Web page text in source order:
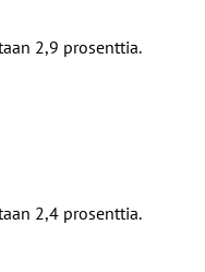
2,9 prosenttia.
2,4 prosenttia.